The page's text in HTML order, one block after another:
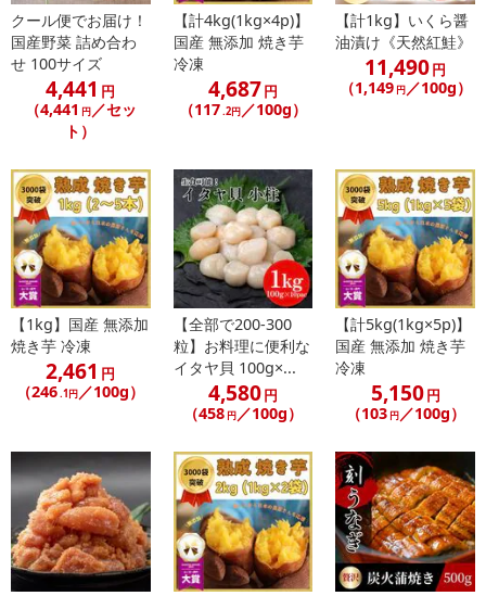
休業日
■その他共通および商品カテゴリー別注意事項（※必ずご確認くだ
さい）
クール便でお届け！
国産野菜 詰め合わ
せ 100サイズ
4,441 円
（4,441 円／セッ
ト）
【計4kg(1kg×4p)】
国産 無添加 焼き芋
冷凍
4,687円
（117.2円／100g）
【計1kg】いくら醤
油漬け《天然紅鮭》
11,490円
（1,149 円／100g）
【1kg】国産 無添加
焼き芋 冷凍
2,461 円
（246.1円／100g）
【全部で200-300
粒】お料理に便利な
イタヤ貝 100g×...
4,580円
（458 円／100g）
【計5kg(1kg×5p)】
国産 無添加 焼き芋
冷凍
5,150円
（103 円／100g）